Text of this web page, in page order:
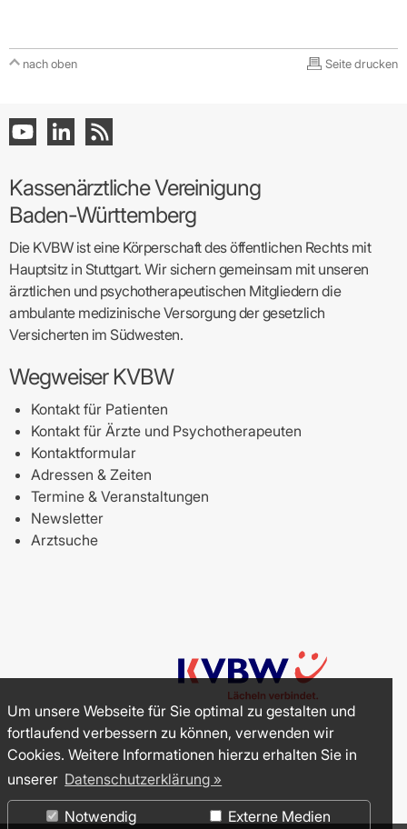
nach oben Seite drucken
Kassenärztliche Vereinigung
Baden-Württemberg
Die KVBW ist eine Körperschaft des öffentlichen Rechts mit
Hauptsitz in Stuttgart. Wir sichern gemeinsam mit unseren
ärztlichen und psychotherapeutischen Mitgliedern die
ambulante medizinische Versorgung der gesetzlich
Versicherten im Südwesten.
Wegweiser KVBW
Kontakt für Patienten
Kontakt für Ärzte und Psychotherapeuten
Kontaktformular
Adressen & Zeiten
Termine & Veranstaltungen
Newsletter
Arztsuche
Um unsere Webseite für Sie optimal zu gestalten und
fortlaufend verbessern zu können, verwenden wir
Cookies. Weitere Informationen hierzu erhalten Sie in
unserer Datenschutzerklärung »
Notwendig Externe Medien